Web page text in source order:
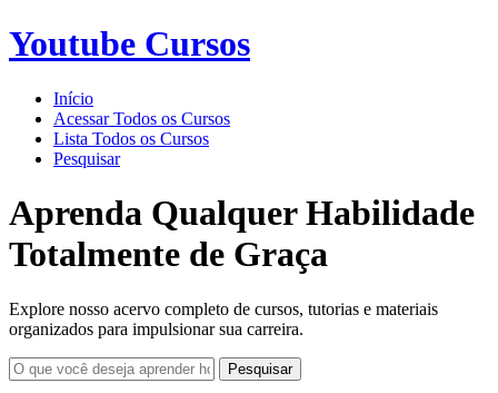
Youtube Cursos
Início
Acessar Todos os Cursos
Lista Todos os Cursos
Pesquisar
Aprenda Qualquer Habilidade
Totalmente de Graça
Explore nosso acervo completo de cursos, tutorias e materiais
organizados para impulsionar sua carreira.
Pesquisar